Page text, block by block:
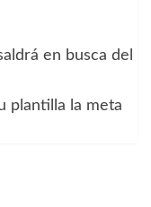
en busca del
plantilla la meta